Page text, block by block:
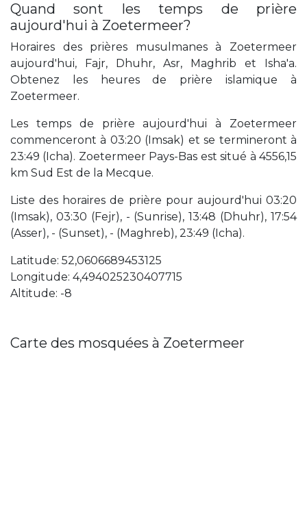
Quand sont les temps de prière
aujourd'hui à Zoetermeer?
Horaires des prières musulmanes à Zoetermeer
aujourd'hui, Fajr, Dhuhr, Asr, Maghrib et Isha'a.
Obtenez les heures de prière islamique à
Zoetermeer.
Les temps de prière aujourd'hui à Zoetermeer
commenceront à 03:20 (Imsak) et se termineront à
23:49 (Icha). Zoetermeer Pays-Bas est situé à 4556,15
km Sud Est de la Mecque.
Liste des horaires de prière pour aujourd'hui 03:20
(Imsak), 03:30 (Fejr), - (Sunrise), 13:48 (Dhuhr), 17:54
(Asser), - (Sunset), - (Maghreb), 23:49 (Icha).
Latitude: 52,0606689453125
Longitude: 4,494025230407715
Altitude: -8
Carte des mosquées à Zoetermeer